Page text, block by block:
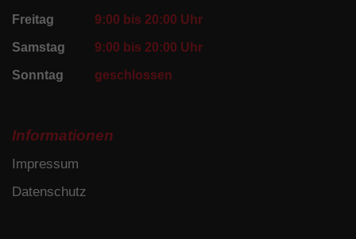
Freitag 9:00 bis 20:00 Uhr
Samstag 9:00 bis 20:00 Uhr
Sonntag geschlossen
Informationen
Impressum
Datenschutz